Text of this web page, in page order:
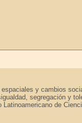
y cambios
segregación y
Latinoamericano de